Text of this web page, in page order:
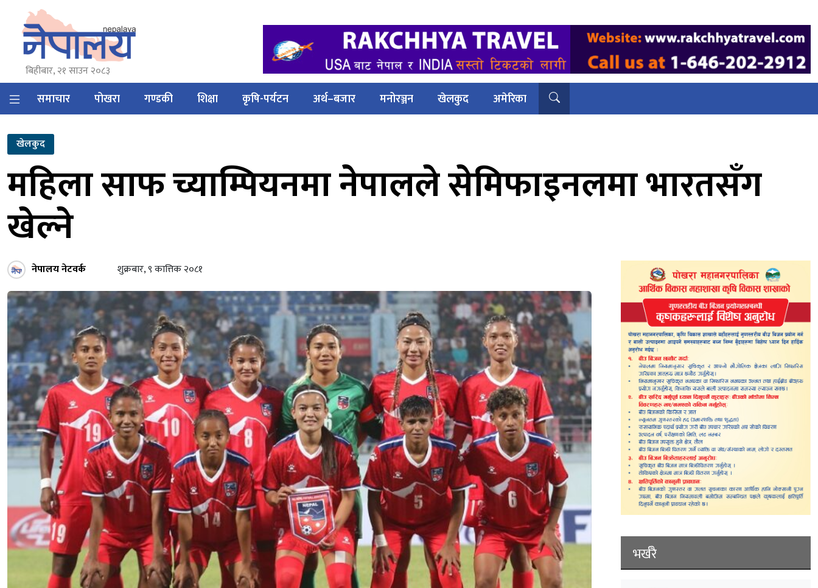
बिहीबार, २१ साउन २०८३
समाचार पोखरा गण्डकी शिक्षा कृषि-पर्यटन अर्थ–बजार मनोरञ्जन खेलकुद अमेरिका
खेलकुद
महिला साफ च्याम्पियनमा नेपालले सेमिफाइनलमा भारतसँग
खेल्ने
नेपालय नेटवर्क शुक्रबार, ९ कात्तिक २०८१
भर्खरै